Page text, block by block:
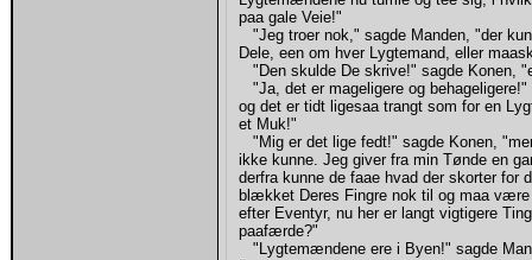
paa gale Veie!"
"Jeg troer nok," sagde Manden, "der
Dele, een om hver Lygtemand, eller
"Den skulde De skrive!" sagde Konen,
"Ja, det er mageligere og
og det er tidt ligesaa trangt som for en
et Muk!"
"Mig er det lige fedt!" sagde Konen,
ikke kunne. Jeg giver fra min Tønde en
derfra kunne de faae hvad der skorter for
blækket Deres Fingre nok til og maa
efter Eventyr, nu her er langt vigtigere
paafærde?"
"Lygtemændene ere i Byen!" sagde